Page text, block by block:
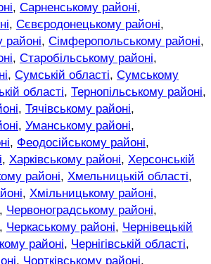
, Сарненському районі,
, Сєвєродонецькому районі,
районі, Сімферопольському районі,
, Старобільському районі,
, Сумській області, Сумському
області, Тернопільському районі,
, Тячівському районі,
, Уманському районі,
, Феодосійському районі,
, Харківському районі, Херсонській
районі, Хмельницькій області,
, Хмільницькому районі,
, Червоноградському районі,
, Черкаському районі, Чернівецькій
районі, Чернігівській області,
, Чортківському районі,